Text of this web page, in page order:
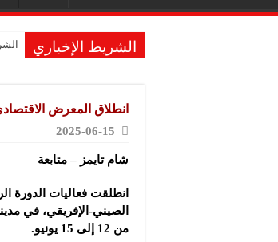
الشريط الإخباري
انطلاق المعرض
2025-06-15
شام تايمز – متابعة
انطلقت فعاليات الدورة
الصيني-الإفريقي، في
من 12 إلى 15 يونيو.